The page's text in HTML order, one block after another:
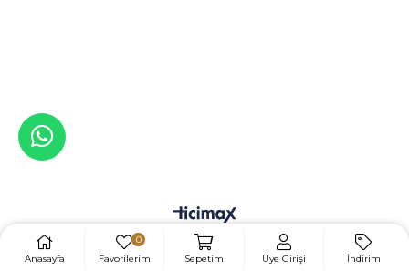
Anasayfa Favorilerim
0
Sepetim
Üye Girişi İndirim